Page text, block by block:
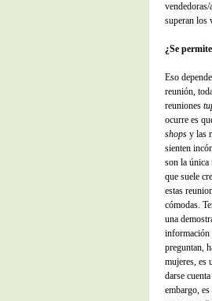
superan los
¿Se
Eso
reunión,
reuniones
ocurre es
shops y las
sienten
son la única
que suele
estas
cómodas.
una
información
preguntan,
mujeres, es
darse
embargo,